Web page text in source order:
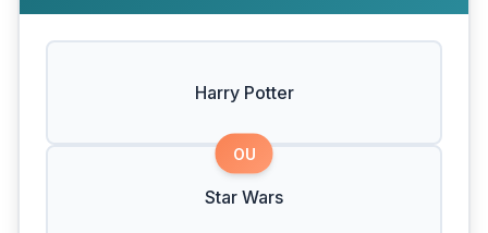
Harry Potter
OU
Star Wars